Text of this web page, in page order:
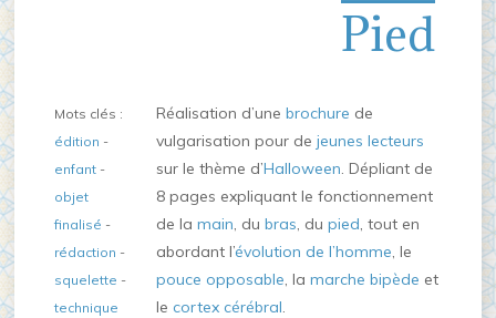
Pied
Mots clés :
édition -
enfant-
objet
finalisé -
rédaction -
squelette -
technique
Réalisation d’une brochure de
vulgarisation pour de jeunes lecteurs
sur le thème d’Halloween. Dépliant de
8 pages expliquant le fonctionnement
de la main, du bras, du pied, tout en
abordant l’évolution de l’homme, le
pouce opposable, la marche bipède et
le cortex cérébral.